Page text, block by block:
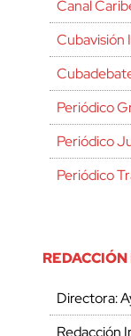
Canal
Cubavisión
Periódico
Periódico
Periódico
Directora: